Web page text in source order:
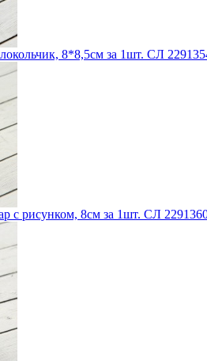
8*8,5см за 1шт. СЛ
с рисунком, 8см за 1шт. СЛ